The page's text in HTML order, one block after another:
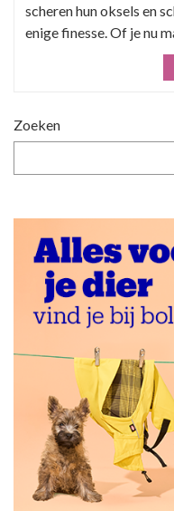
scheren hun oksels en
enige finesse. Of je nu
Zoeken